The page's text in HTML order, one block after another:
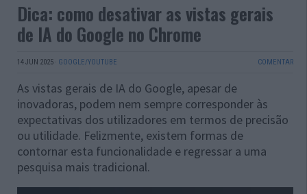
Dica: como desativar as vistas gerais
de IA do Google no Chrome
14 JUN 2025 · GOOGLE/YOUTUBE COMENTAR
As vistas gerais de IA do Google, apesar de
inovadoras, podem nem sempre corresponder às
expectativas dos utilizadores em termos de precisão
ou utilidade. Felizmente, existem formas de
contornar esta funcionalidade e regressar a uma
pesquisa mais tradicional.